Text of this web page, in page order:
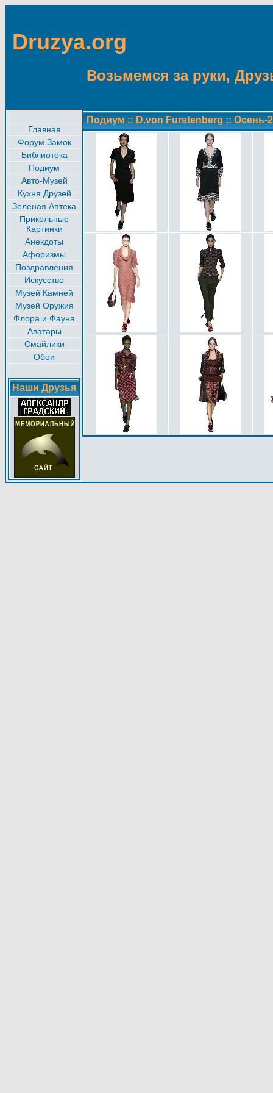
Druzya.org
Возьмемся за руки,
Главная
Форум Замок
Библиотека
Подиум
Авто-Музей
Кухня Друзей
Зеленая Аптека
Прикольные
Картинки
Анекдоты
Афоризмы
Поздравления
Искусство
Музей Камней
Музей Оружия
Флора и Фауна
Аватары
Смайлики
Обои
Наши Друзья
Подиум :: D.von Furstenberg :: Осень-